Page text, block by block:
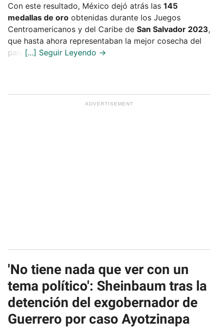
Con este resultado, México dejó atrás las 145
medallas de oro obtenidas durante los Juegos
Centroamericanos y del Caribe de San Salvador 2023,
que hasta ahora representaban la mejor cosecha del
país.
'No tiene nada que ver con un
tema político': Sheinbaum tras la
detención del exgobernador de
Guerrero por caso Ayotzinapa